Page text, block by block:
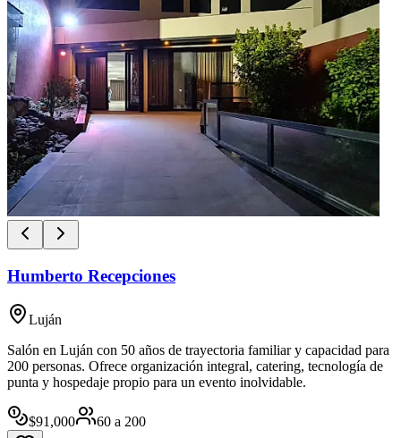
Humberto Recepciones
Luján
Salón en Luján con 50 años de trayectoria familiar y capacidad para
200 personas. Ofrece organización integral, catering, tecnología de
punta y hospedaje propio para un evento inolvidable.
$91,000 60 a 200